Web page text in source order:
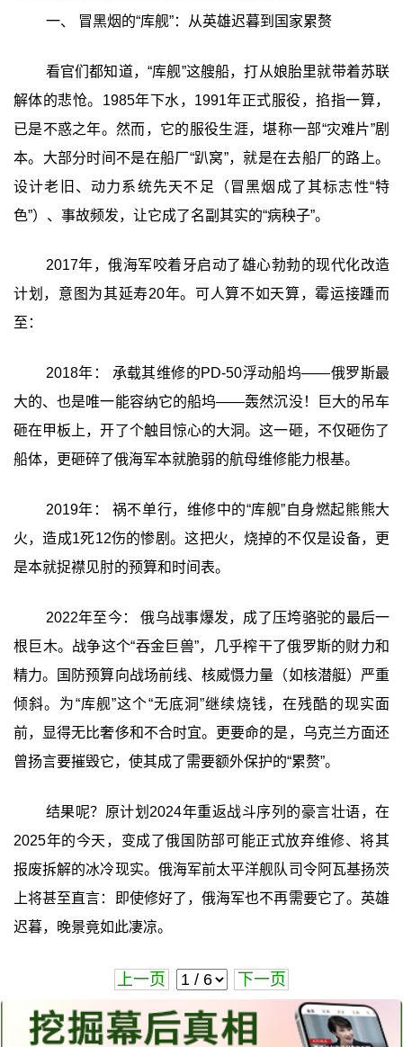
一、 冒黑烟的“库舰”：从英雄迟暮到国家累赘
看官们都知道，“库舰”这艘船，打从娘胎里就带着苏联
解体的悲怆。1985年下水，1991年正式服役，掐指一算，
已是不惑之年。然而，它的服役生涯，堪称一部“灾难片”剧
本。大部分时间不是在船厂“趴窝”，就是在去船厂的路上。
设计老旧、动力系统先天不足（冒黑烟成了其标志性“特
色”）、事故频发，让它成了名副其实的“病秧子”。
2017年，俄海军咬着牙启动了雄心勃勃的现代化改造
计划，意图为其延寿20年。可人算不如天算，霉运接踵而
至：
2018年： 承载其维修的PD-50浮动船坞——俄罗斯最
大的、也是唯一能容纳它的船坞——轰然沉没！巨大的吊车
砸在甲板上，开了个触目惊心的大洞。这一砸，不仅砸伤了
船体，更砸碎了俄海军本就脆弱的航母维修能力根基。
2019年： 祸不单行，维修中的“库舰”自身燃起熊熊大
火，造成1死12伤的惨剧。这把火，烧掉的不仅是设备，更
是本就捉襟见肘的预算和时间表。
2022年至今： 俄乌战事爆发，成了压垮骆驼的最后一
根巨木。战争这个“吞金巨兽”，几乎榨干了俄罗斯的财力和
精力。国防预算向战场前线、核威慑力量（如核潜艇）严重
倾斜。为“库舰”这个“无底洞”继续烧钱，在残酷的现实面
前，显得无比奢侈和不合时宜。更要命的是，乌克兰方面还
曾扬言要摧毁它，使其成了需要额外保护的“累赘”。
结果呢？原计划2024年重返战斗序列的豪言壮语，在
2025年的今天，变成了俄国防部可能正式放弃维修、将其
报废拆解的冰冷现实。俄海军前太平洋舰队司令阿瓦基扬茨
上将甚至直言：即使修好了，俄海军也不再需要它了。英雄
迟暮，晚景竟如此凄凉。
上一页 下一页